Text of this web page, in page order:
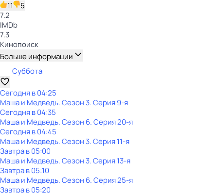
11
5
7.2
IMDb
7.3
Кинопоиск
Больше информации
Суббота
Сегодня в 04:25
Маша и Медведь. Сезон 3. Серия 9-я
Сегодня в 04:35
Маша и Медведь. Сезон 6. Серия 20-я
Сегодня в 04:45
Маша и Медведь. Сезон 3. Серия 11-я
Завтра в 05:00
Маша и Медведь. Сезон 3. Серия 13-я
Завтра в 05:10
Маша и Медведь. Сезон 6. Серия 25-я
Завтра в 05:20